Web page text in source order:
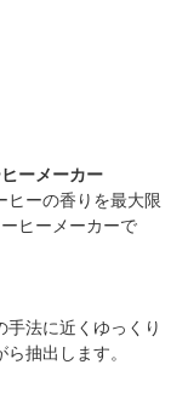
ーメーカー
ヒーの香りを最大限
ヒーメーカーで
法に近くゆっくり
抽出します。